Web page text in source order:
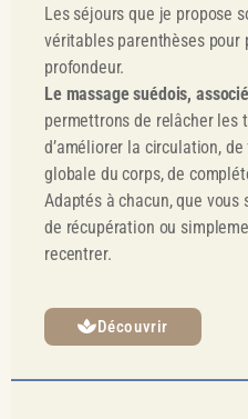
Les séjours que je propose
véritables parenthèses pour
profondeur.
Le massage suédois,
permettrons de relâcher les
d’améliorer la circulation,
globale du corps, de
Adaptés à chacun, que vous
de récupération ou
recentrer.
Découvrir